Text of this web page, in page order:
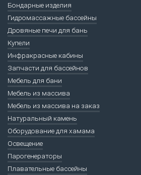
Бондарные изделия
Гидромассажные бассейны
Дровяные печи для бань
Купели
Инфракрасные кабины
Запчасти для бассейнов
Мебель для бани
Мебель из массива
Мебель из массива на заказ
Натуральный камень
Оборудование для хамама
Освещение
Парогенераторы
Плавательные бассейны